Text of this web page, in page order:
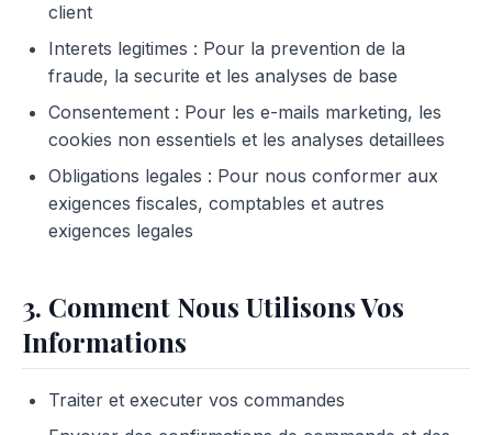
client
Interets legitimes : Pour la prevention de la
fraude, la securite et les analyses de base
Consentement : Pour les e-mails marketing, les
cookies non essentiels et les analyses detaillees
Obligations legales : Pour nous conformer aux
exigences fiscales, comptables et autres
exigences legales
3. Comment Nous Utilisons Vos
Informations
Traiter et executer vos commandes